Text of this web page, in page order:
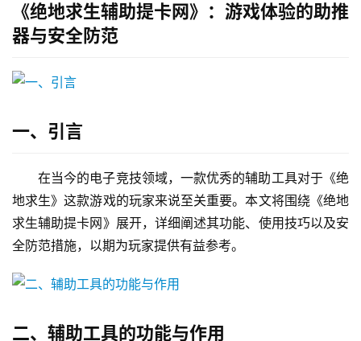
《绝地求生辅助提卡网》：游戏体验的助推
器与安全防范
一、引言
在当今的电子竞技领域，一款优秀的辅助工具对于《绝
地求生》这款游戏的玩家来说至关重要。本文将围绕《绝地
求生辅助提卡网》展开，详细阐述其功能、使用技巧以及安
全防范措施，以期为玩家提供有益参考。
二、辅助工具的功能与作用